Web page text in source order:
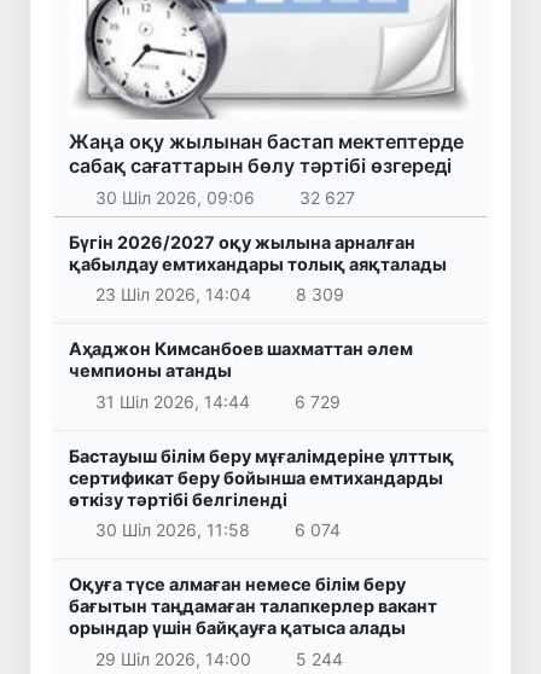
Жаңа оқу жылынан бастап мектептерде
сабақ сағаттарын бөлу тәртібі өзгереді
30 Шіл 2026, 09:06 32 627
Бүгін 2026/2027 оқу жылына арналған
қабылдау емтихандары толық аяқталады
23 Шіл 2026, 14:04
8 309
Аҳаджон Кимсанбоев шахматтан әлем
чемпионы атанды
31 Шіл 2026, 14:44
6 729
Бастауыш білім беру мұғалімдеріне ұлттық
сертификат беру бойынша емтихандарды
өткізу тәртібі белгіленді
30 Шіл 2026, 11:58
6 074
Оқуға түсе алмаған немесе білім беру
бағытын таңдамаған талапкерлер вакант
орындар үшін байқауға қатыса алады
29 Шіл 2026, 14:00
5 244